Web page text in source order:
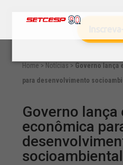
Home > Notícias > Governo lança
para desenvolvimento
Governo lança
econômica
socioambiental